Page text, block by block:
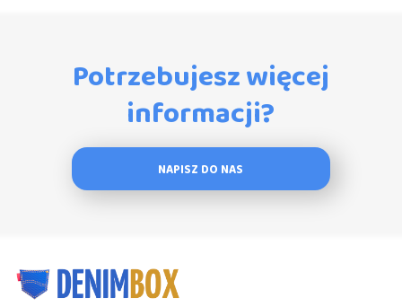
Potrzebujesz więcej
informacji?
NAPISZ DO NAS